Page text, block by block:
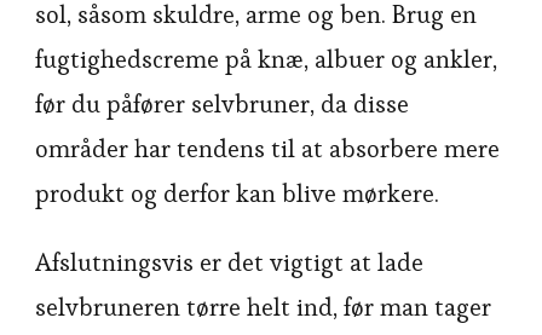
sol, såsom skuldre, arme og ben. Brug en
fugtighedscreme på knæ, albuer og ankler,
før du påfører selvbruner, da disse
områder har tendens til at absorbere mere
produkt og derfor kan blive mørkere.
Afslutningsvis er det vigtigt at lade
selvbruneren tørre helt ind, før man tager